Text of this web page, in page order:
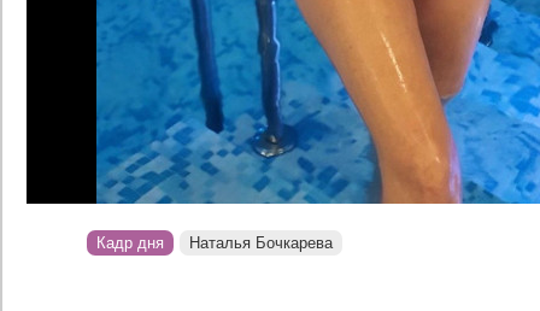
Кадр дня Наталья Бочкарева